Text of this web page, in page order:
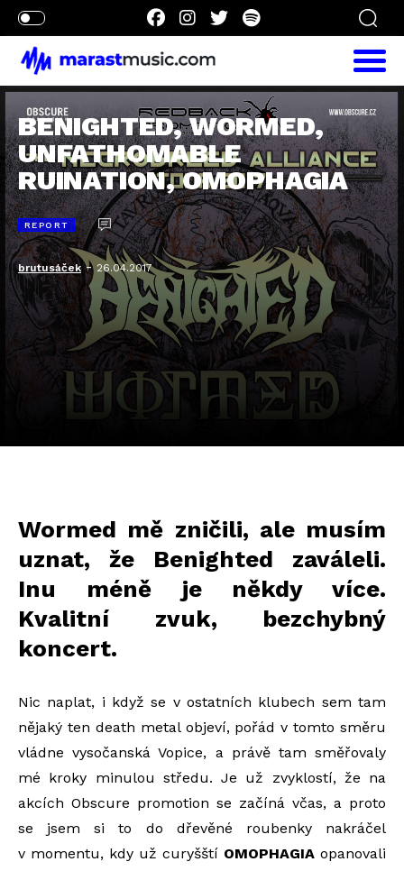
BENIGHTED, WORMED,
UNFATHOMABLE
RUINATION, OMOPHAGIA
REPORT
brutusáček- 26.04.2017
Wormed mě zničili, ale musím
uznat, že Benighted zaváleli.
Inu méně je někdy více.
Kvalitní zvuk, bezchybný
koncert.
Nic naplat, i když se v ostatních klubech sem tam
nějaký ten death metal objeví, pořád v tomto směru
vládne vysočanská Vopice, a právě tam směřovaly
mé kroky minulou středu. Je už zvyklostí, že na
akcích Obscure promotion se začíná včas, a proto
se jsem si to do dřevěné roubenky nakráčel
v momentu, kdy už curyšští OMOPHAGIA opanovali